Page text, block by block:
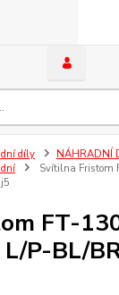
díly NÁHRADNÍ
Svítilna Fristom
FT-
P-BL/